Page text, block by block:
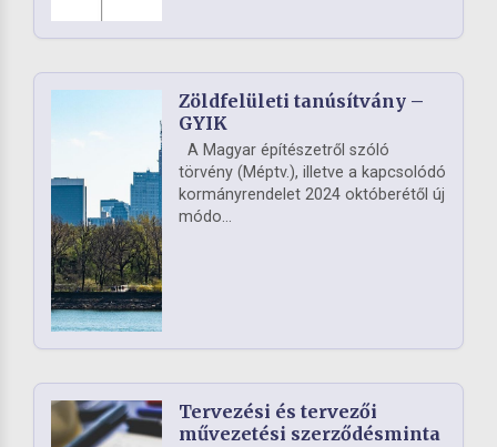
Zöldfelületi tanúsítvány –
GYIK
A Magyar építészetről szóló
törvény (Méptv.), illetve a kapcsolódó
kormányrendelet 2024 októberétől új
módo...
Tervezési és tervezői
művezetési szerződésminta